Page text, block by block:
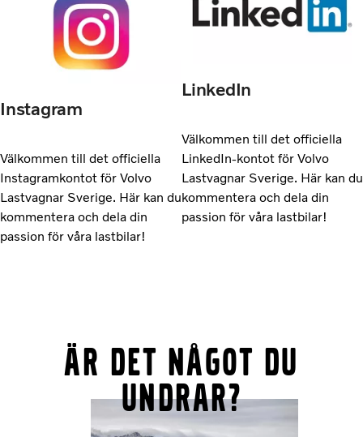
Instagram
Välkommen till det officiella
Instagramkontot för Volvo
Lastvagnar Sverige. Här kan du
kommentera och dela din
passion för våra lastbilar!
LinkedIn
Välkommen till det officiella
LinkedIn-kontot för Volvo
Lastvagnar Sverige. Här kan du
kommentera och dela din
passion för våra lastbilar!
Är det något du
undrar?